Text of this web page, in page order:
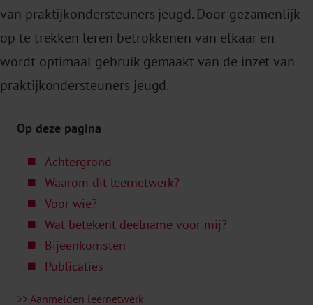
van praktijkondersteuners jeugd. Door gezamenlijk
op te trekken leren betrokkenen van elkaar en
wordt optimaal gebruik gemaakt van de inzet van
praktijkondersteuners jeugd.
Op deze pagina
Achtergrond
Waarom dit leernetwerk?
Voor wie?
Wat betekent deelname voor mij?
Bijeenkomsten
Publicaties
>> Aanmelden leernetwerk